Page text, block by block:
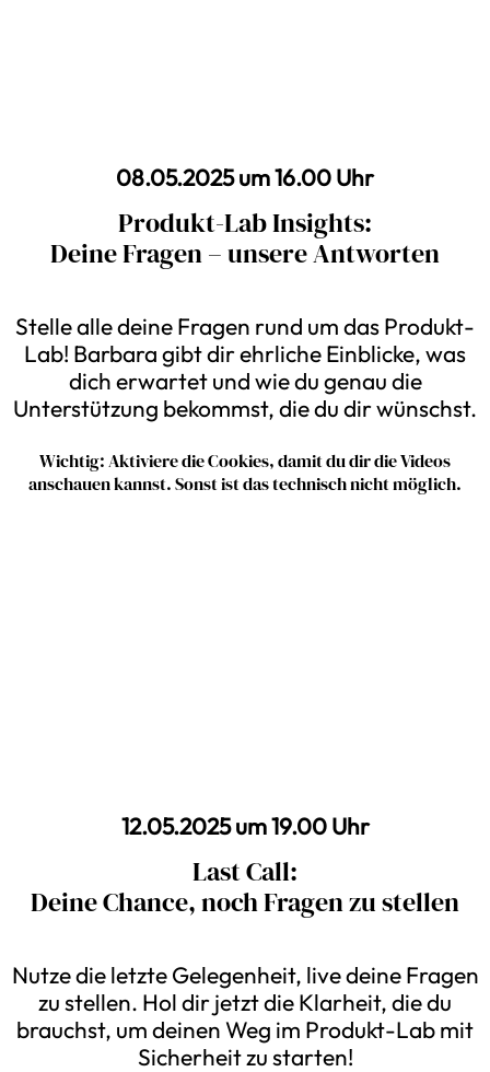
08.05.2025 um 16.00 Uhr
Produkt-Lab Insights:
Deine Fragen – unsere Antworten
Stelle alle deine Fragen rund um das Produkt-
Lab! Barbara gibt dir ehrliche Einblicke, was
dich erwartet und wie du genau die
Unterstützung bekommst, die du dir wünschst.
Wichtig: Aktiviere die Cookies, damit du dir die Videos
anschauen kannst. Sonst ist das technisch nicht möglich.
12.05.2025 um 19.00 Uhr
Last Call:
Deine Chance, noch Fragen zu stellen
Nutze die letzte Gelegenheit, live deine Fragen
zu stellen. Hol dir jetzt die Klarheit, die du
brauchst, um deinen Weg im Produkt-Lab mit
Sicherheit zu starten!